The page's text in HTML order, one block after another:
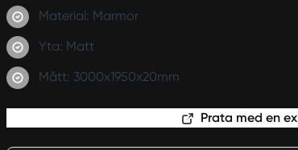
Material: Marmor
Yta: Matt
Mått: 3000x1950x20mm
Prata med en